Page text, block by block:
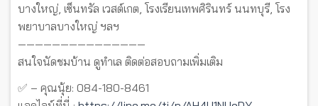
บางใหญ่, เซ็นทรัล เวสต์เกต, โรงเรียนเทพศิรินทร์ นนทบุรี, โรง
พยาบาลบางใหญ่ ฯลฯ
———————————————
สนใจนัดชมบ้าน ดูทำเล ติดต่อสอบถามเพิ่มเติม
✅ – คุณนุ้ย: 084-180-8461